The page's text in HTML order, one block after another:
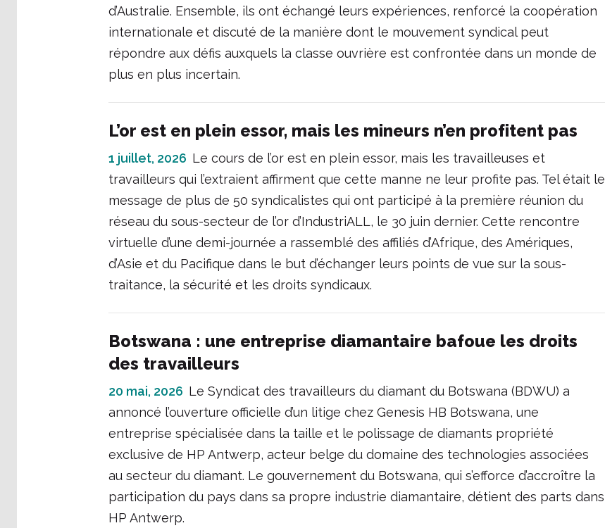
d’Australie. Ensemble, ils ont échangé leurs expériences, renforcé la coopération
internationale et discuté de la manière dont le mouvement syndical peut
répondre aux défis auxquels la classe ouvrière est confrontée dans un monde de
plus en plus incertain.
L’or est en plein essor, mais les mineurs n’en profitent pas
1 juillet, 2026 Le cours de l’or est en plein essor, mais les travailleuses et
travailleurs qui l’extraient affirment que cette manne ne leur profite pas. Tel était le
message de plus de 50 syndicalistes qui ont participé à la première réunion du
réseau du sous-secteur de l’or d’IndustriALL, le 30 juin dernier. Cette rencontre
virtuelle d’une demi-journée a rassemblé des affiliés d’Afrique, des Amériques,
d’Asie et du Pacifique dans le but d’échanger leurs points de vue sur la sous-
traitance, la sécurité et les droits syndicaux.
Botswana : une entreprise diamantaire bafoue les droits
des travailleurs
20 mai, 2026 Le Syndicat des travailleurs du diamant du Botswana (BDWU) a
annoncé l’ouverture officielle d’un litige chez Genesis HB Botswana, une
entreprise spécialisée dans la taille et le polissage de diamants propriété
exclusive de HP Antwerp, acteur belge du domaine des technologies associées
au secteur du diamant. Le gouvernement du Botswana, qui s’efforce d’accroître la
participation du pays dans sa propre industrie diamantaire, détient des parts dans
HP Antwerp.